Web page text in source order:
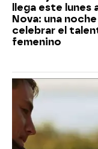
llega este lunes
Nova: una
celebrar el
femenino